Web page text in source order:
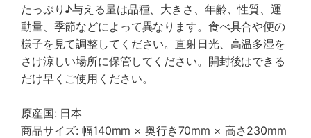
たっぷり♪与える量は品種、大きさ、年齢、性質、運
動量、季節などによって異なります。食べ具合や便の
様子を見て調整してください。直射日光、高温多湿を
さけ涼しい場所に保管してください。開封後はできる
だけ早くご使用ください。
原産国: 日本
商品サイズ: 幅140mm × 奥行き70mm × 高さ230mm